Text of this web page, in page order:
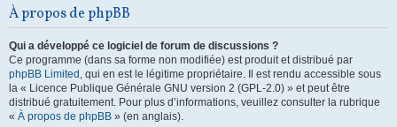
À propos de phpBB
Qui a développé ce logiciel de forum de discussions ?
Ce programme (dans sa forme non modifiée) est produit et distribué par
phpBB Limited , qui en est le légitime propriétaire. Il est rendu accessible sous
la « Licence Publique Générale GNU version 2 (GPL-2.0) » et peut être
distribué gratuitement. Pour plus d’informations, veuillez consulter la rubrique
« À propos de phpBB » (en anglais).